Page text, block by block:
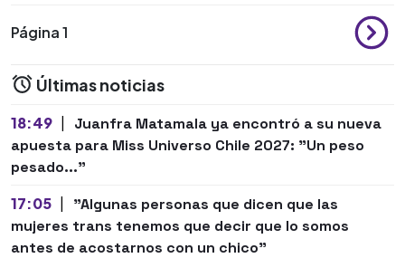
Página 1
Últimas noticias
18:49 |
Juanfra Matamala ya encontró a su nueva
apuesta para Miss Universo Chile 2027: "Un peso
pesado..."
17:05 |
"Algunas personas que dicen que las
mujeres trans tenemos que decir que lo somos
antes de acostarnos con un chico"